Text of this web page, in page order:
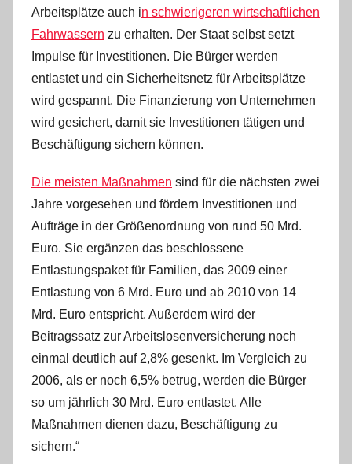
Arbeitsplätze auch in schwierigeren wirtschaftlichen
Fahrwassern zu erhalten. Der Staat selbst setzt
Impulse für Investitionen. Die Bürger werden
entlastet und ein Sicherheitsnetz für Arbeitsplätze
wird gespannt. Die Finanzierung von Unternehmen
wird gesichert, damit sie Investitionen tätigen und
Beschäftigung sichern können.
Die meisten Maßnahmen sind für die nächsten zwei
Jahre vorgesehen und fördern Investitionen und
Aufträge in der Größenordnung von rund 50 Mrd.
Euro. Sie ergänzen das beschlossene
Entlastungspaket für Familien, das 2009 einer
Entlastung von 6 Mrd. Euro und ab 2010 von 14
Mrd. Euro entspricht. Außerdem wird der
Beitragssatz zur Arbeitslosenversicherung noch
einmal deutlich auf 2,8% gesenkt. Im Vergleich zu
2006, als er noch 6,5% betrug, werden die Bürger
so um jährlich 30 Mrd. Euro entlastet. Alle
Maßnahmen dienen dazu, Beschäftigung zu
sichern.“